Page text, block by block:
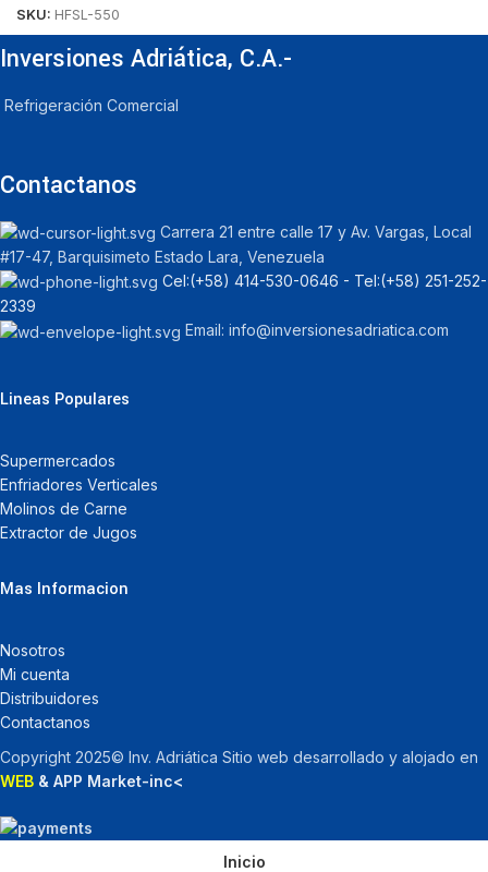
SKU: HFSL-550
Inversiones Adriática, C.A.-
Refrigeración Comercial
Contactanos
Carrera 21 entre calle 17 y Av. Vargas, Local
#17-47, Barquisimeto Estado Lara, Venezuela
Cel:‪(+58) 414-530-0646‬ - Tel:‪(+58) 251-252-
2339
Email: info@inversionesadriatica.com
Lineas Populares
Supermercados
Enfriadores Verticales
Molinos de Carne
Extractor de Jugos
Mas Informacion
Nosotros
Mi cuenta
Distribuidores
Contactanos
Copyright 2025© Inv. Adriática Sitio web desarrollado y alojado en
WEB & APP Market-inc<
Inicio